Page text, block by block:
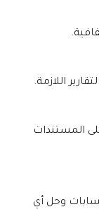
اللازمة.
المستندات
وحل أي